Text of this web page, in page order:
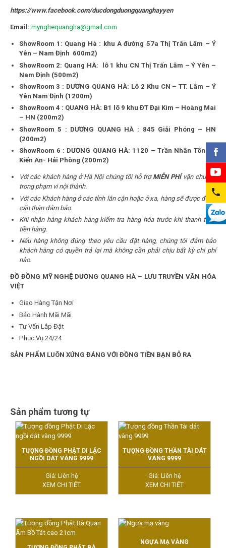
https://www.facebook.com/ducdongduongquanghayyen
Email: mynghequangha@gmail.com
ShowRoom 1: Quang Hà : khu A đường 57a Thị Trấn Lâm – Ý
Yên – Nam Định 600m2)
ShowRoom 2: Quang HÀ: lô 1 khu CN Thị Trấn Lâm – Ý Yên –
Nam Định (500m2)
ShowRoom 3 : DƯƠNG QUANG HÀ: Lô 2 Khu CN – TT. Lâm – Ý
Yên Nam Định (1200m)
ShowRoom 4 : QUANG HÀ: B1 lô 9 khu ĐT Đại Kim – Hoàng Mai
– HN (200m2)
ShowRoom 5 : DƯƠNG QUANG HÀ : 845 Giải Phóng – HN
(200m2)
ShowRoom 6 : DƯƠNG QUANG HÀ: 1120 – Trần Nhân Tông –
Kiến An- Hải Phòng (200m2)
Với các khách hàng ở Hà Nội chúng tôi hỗ trợ MIỄN PHÍ vận chuyển
trong phạm vi nội thành.
Với các Khách hàng ở các tỉnh lân cận hoặc ở xa, hàng sẽ được đóng
cẩn thận đảm bảo.
Khi nhận hàng khách hàng kiểm tra hàng hóa trước khi thanh toán
tiền hàng.
Nếu hàng không đúng theo yêu cầu đặt hàng, chúng tôi đảm bảo
khách hàng có quyền trả lại mà không cần phải chịu bất kỳ chi phí
nào.
ĐỒ ĐỒNG MỸ NGHỆ DƯƠNG QUANG HÀ – LƯU TRUYỀN VĂN HÓA
VIỆT
Giao Hàng Tận Nơi
Bảo Hành Mãi Mãi
Tư Vấn Lắp Đặt
Phục Vụ 24/24
SẢN PHẨM LUÔN XỨNG ĐÁNG VỚI ĐỒNG TIỀN BẠN BỎ RA
Sản phẩm tương tự
TƯỢNG ĐỒNG PHẬT DI LẶC
NGỒI DÁT VÀNG 9999
Giá: Liên hệ
XEM CHI TIẾT
TƯỢNG ĐỒNG THẦN TÀI DÁT
VÀNG 9999
Giá: Liên hệ
XEM CHI TIẾT
NGỰA MẠ VÀNG